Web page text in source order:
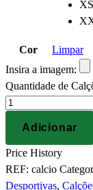
XS
Cor
Limpar
Insira a imagem:
Quantidade de
Adicionar
Price History
REF: calcio
Desportivas,